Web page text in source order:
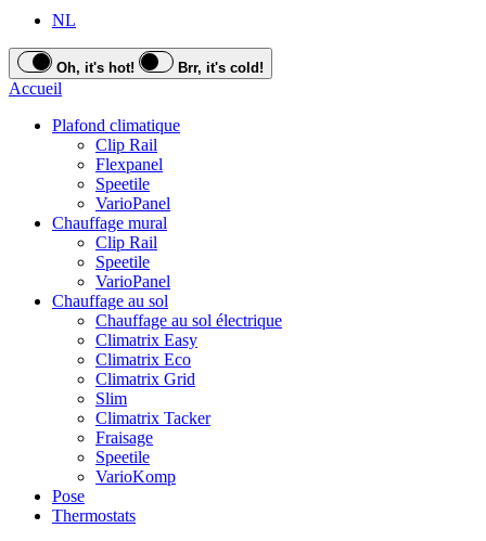
NL
Oh, it's hot! Brr, it's cold!
Accueil
Plafond climatique
Clip Rail
Flexpanel
Speetile
VarioPanel
Chauffage mural
Clip Rail
Speetile
VarioPanel
Chauffage au sol
Chauffage au sol électrique
Climatrix Easy
Climatrix Eco
Climatrix Grid
Slim
Climatrix Tacker
Fraisage
Speetile
VarioKomp
Pose
Thermostats